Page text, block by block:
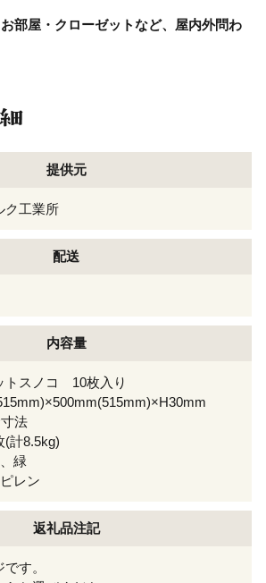
部屋・クローゼットなど、屋内外問わ
提供元
ク工業所
配送
内容量
トスノコ 10枚入り
法
(計8.5kg)
緑
レン
返礼品注記
す。